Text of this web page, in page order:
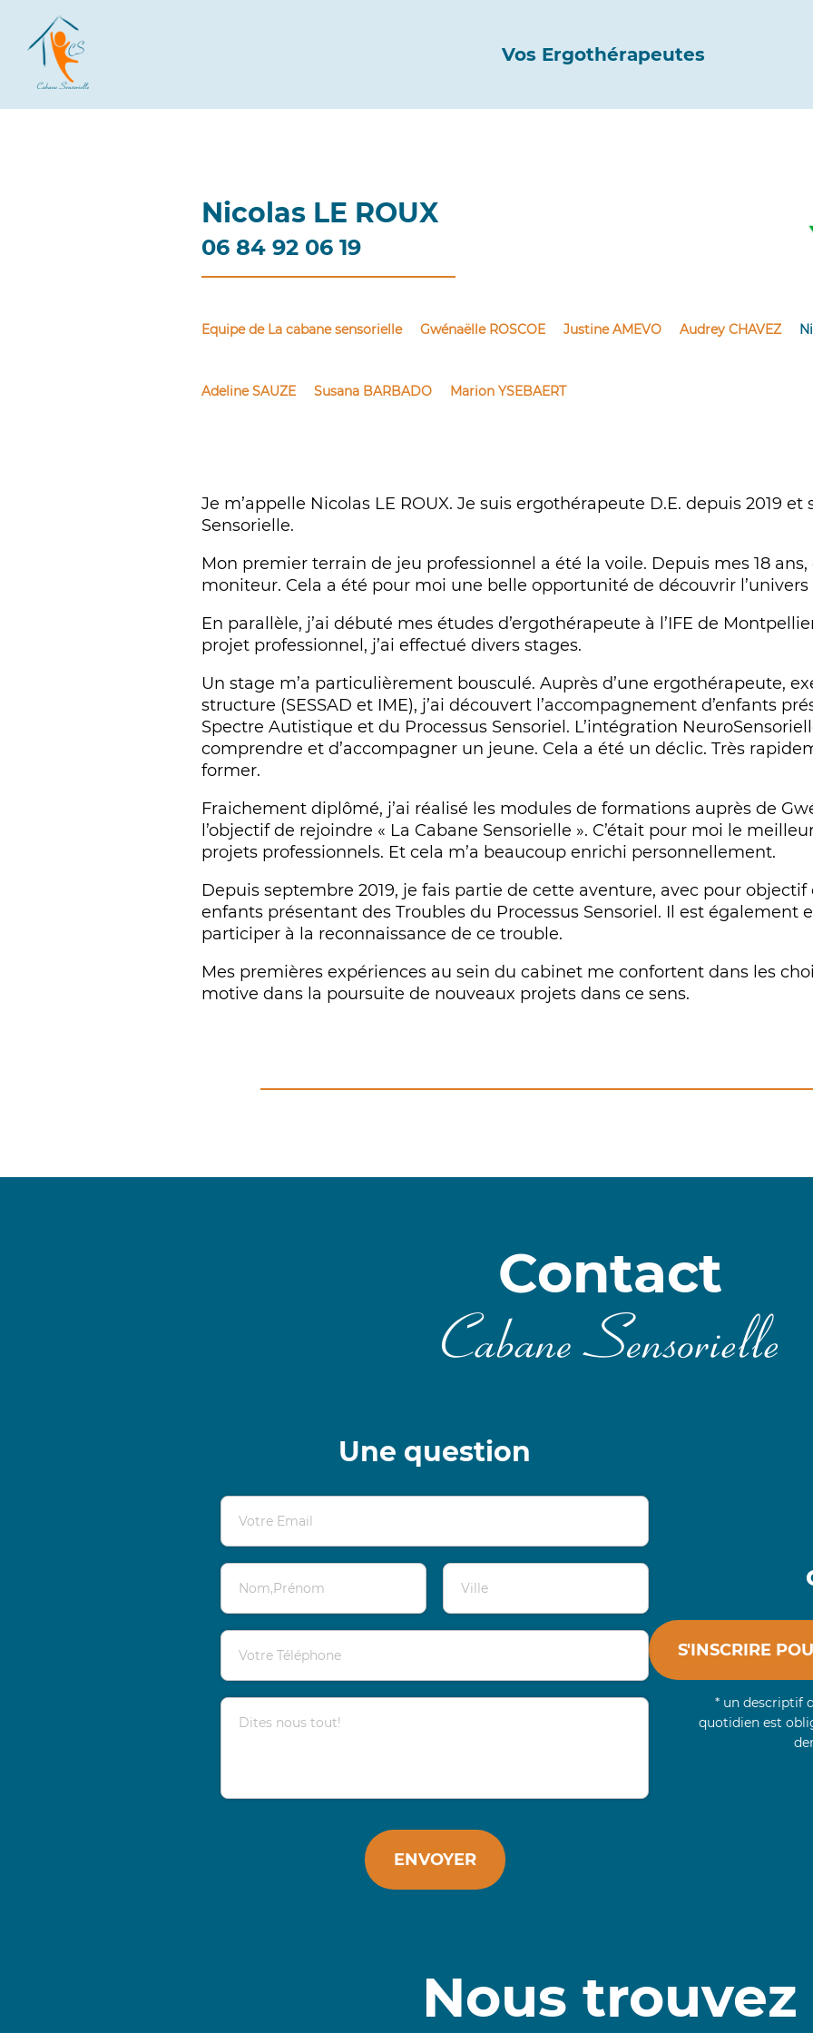
Vos Ergothérapeutes
Nicolas LE ROUX
06 84 92 06 19
Equipe de La cabane sensorielle Gwénaëlle ROSCOE Justine AMEVO Audrey CHAVEZ
Adeline SAUZE Susana BARBADO Marion YSEBAERT
Je m’appelle Nicolas LE ROUX. Je suis ergothérapeute D.E. depuis 2019
Sensorielle.
Mon premier terrain de jeu professionnel a été la voile. Depuis mes 18
moniteur. Cela a été pour moi une belle opportunité de découvrir
En parallèle, j’ai débuté mes études d’ergothérapeute à l’IFE de
projet professionnel, j’ai effectué divers stages.
Un stage m’a particulièrement bousculé. Auprès d’une ergothérapeute,
structure (SESSAD et IME), j’ai découvert l’accompagnement d’enfants
Spectre Autistique et du Processus Sensoriel. L’intégration
comprendre et d’accompagner un jeune. Cela a été un déclic. Très
former.
Fraichement diplômé, j’ai réalisé les modules de formations auprès de
l’objectif de rejoindre « La Cabane Sensorielle ». C’était pour moi le
projets professionnels. Et cela m’a beaucoup enrichi personnellement.
Depuis septembre 2019, je fais partie de cette aventure, avec pour objectif
enfants présentant des Troubles du Processus Sensoriel. Il est également
participer à la reconnaissance de ce trouble.
Mes premières expériences au sein du cabinet me confortent dans les
motive dans la poursuite de nouveaux projets dans ce sens.
Contact
Une question
Votre Email
Nom,Prénom Ville
Votre Téléphone
Dites nous tout!
ENVOYER
S'INSCRIRE
* un descriptif
quotidien est
Nous trouvez